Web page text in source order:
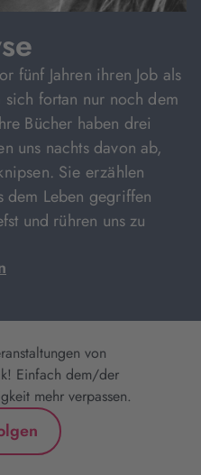
fünf Jahren ihren Job als
sich fortan nur noch dem
Bücher haben drei
uns nachts davon ab,
Sie erzählen
dem Leben gegriffen
und rühren uns zu
von
Einfach dem/der
mehr verpassen.